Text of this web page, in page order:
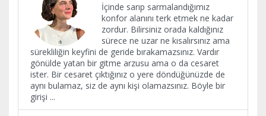
İçinde sarıp sarmalandığımız
konfor alanını terk etmek ne kadar
zordur. Bilirsiniz orada kaldığınız
sürece ne uzar ne kısalırsınız ama
sürekliliğin keyfini de geride bırakamazsınız. Vardır
gönülde yatan bir gitme arzusu ama o da cesaret
ister. Bir cesaret çıktığınız o yere döndüğünüzde de
aynı bulamaz, siz de aynı kişi olamazsınız. Böyle bir
girişi ...